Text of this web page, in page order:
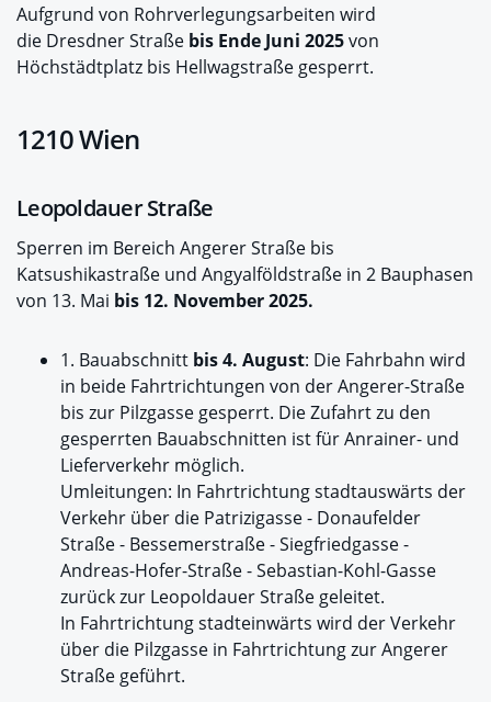
Aufgrund von Rohrverlegungsarbeiten wird
die Dresdner Straße bis Ende Juni 2025von
Höchstädtplatz bis Hellwagstraße gesperrt.
1210 Wien
Leopoldauer Straße
Sperren im Bereich Angerer Straße bis
Katsushikastraße und Angyalföldstraße in 2 Bauphasen
von 13. Mai bis 12. November 2025.
1. Bauabschnitt bis 4. August: Die Fahrbahn wird
in beide Fahrtrichtungen von der Angerer-Straße
bis zur Pilzgasse gesperrt. Die Zufahrt zu den
gesperrten Bauabschnitten ist für Anrainer- und
Lieferverkehr möglich.
Umleitungen: In Fahrtrichtung stadtauswärts der
Verkehr über die Patrizigasse - Donaufelder
Straße - Bessemerstraße - Siegfriedgasse -
Andreas-Hofer-Straße - Sebastian-Kohl-Gasse
zurück zur Leopoldauer Straße geleitet.
In Fahrtrichtung stadteinwärts wird der Verkehr
über die Pilzgasse in Fahrtrichtung zur Angerer
Straße geführt.